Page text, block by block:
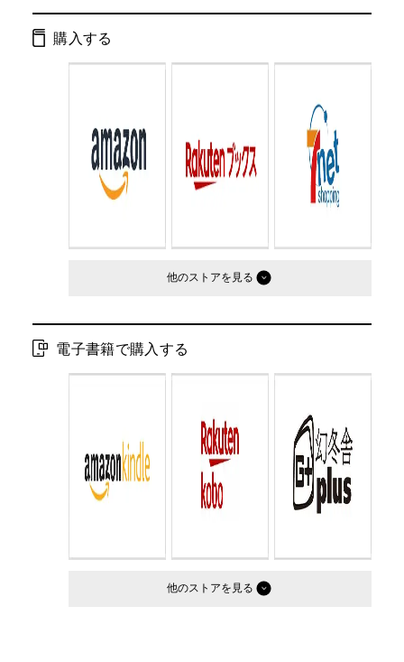
ページ数：
判型： 新書判
購入する
他のストア
電子書籍で購入する
他のストア